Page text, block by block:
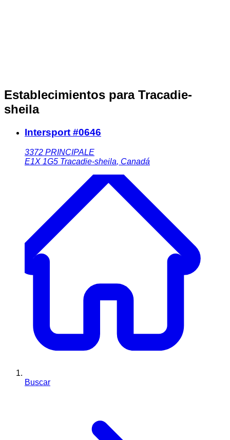
Establecimientos para Tracadie-
sheila
Intersport #0646
3372 PRINCIPALE
E1X 1G5 Tracadie-sheila, Canadá
Buscar